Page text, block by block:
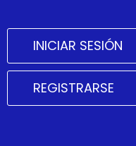
INICIAR SESIÓN
REGISTRARSE